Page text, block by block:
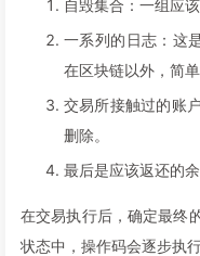
自毁集合：一组应
一系列的日志：这
在区块链以外，简
交易所接触过的账
删除。
最后是应该返还的余
在交易执行后，确定最终
状态中，操作码会逐步执